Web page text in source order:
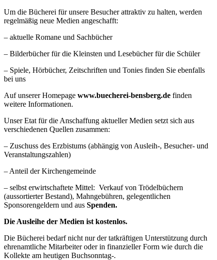
Um die Bücherei für unsere Besucher attraktiv zu halten, werden
regelmäßig neue Medien angeschafft:
– aktuelle Romane und Sachbücher
– Bilderbücher für die Kleinsten und Lesebücher für die Schüler
– Spiele, Hörbücher, Zeitschriften und Tonies finden Sie ebenfalls
bei uns
Auf unserer Homepage www.buecherei-bensberg.de finden
weitere Informationen.
Unser Etat für die Anschaffung aktueller Medien setzt sich aus
verschiedenen Quellen zusammen:
– Zuschuss des Erzbistums (abhängig von Ausleih-, Besucher- und
Veranstaltungszahlen)
– Anteil der Kirchengemeinde
– selbst erwirtschaftete Mittel: Verkauf von Trödelbüchern
(aussortierter Bestand), Mahngebühren, gelegentlichen
Sponsorengeldern und aus Spenden.
Die Ausleihe der Medien ist kostenlos.
Die Bücherei bedarf nicht nur der tatkräftigen Unterstützung durch
ehrenamtliche Mitarbeiter oder in finanzieller Form wie durch die
Kollekte am heutigen Buchsonntag-.